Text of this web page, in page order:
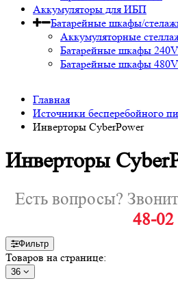
Аккумуляторы для ИБП
Батарейные шкафы/
Аккумуляторные
Батарейные шкафы
Батарейные шкафы
Главная
Источники бесперебойного
Инверторы CyberPower
Инверторы
Есть вопросы?
48-02
Фильтр
Товаров на странице:
36